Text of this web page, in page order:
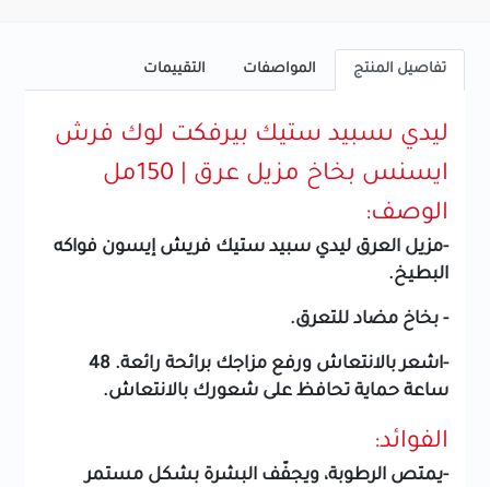
تفاصيل المنتج المواصفات التقييمات
ليدي ىسبيد ستيك بيرفكت لوك فرش
ايسنس بخاخ مزيل عرق | 150مل
الوصف:
-مزيل العرق ليدي سبيد ستيك فريش إيسون فواكه
البطيخ.
- بخاخ مضاد للتعرق.
-اشعر بالانتعاش ورفع مزاجك برائحة رائعة. 48
ساعة حماية تحافظ على شعورك بالانتعاش.
الفوائد:
-يمتص الرطوبة، ويجفّف البشرة بشكل مستمر